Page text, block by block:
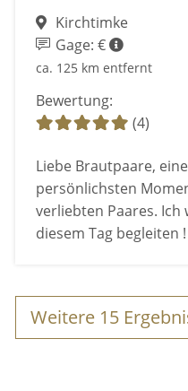
Kirchtimke
Gage: €
ca. 125 km entfernt
Bewertung:
(4)
Liebe Brautpaare,
persönlichsten
verliebten Paares. Ich
diesem Tag begleiten !
Weitere 15